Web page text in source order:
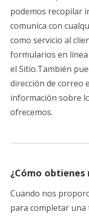
podemos recopilar
comunica con
como servicio al
formularios en
el Sitio.También
dirección de correo
información sobre
ofrecemos.
¿Cómo
Cuando nos
para completar una